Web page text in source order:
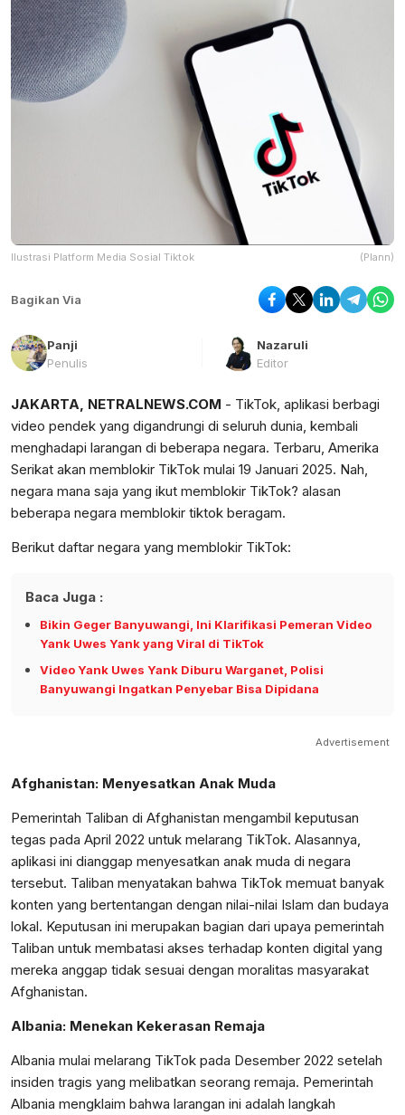
Ilustrasi Platform Media Sosial Tiktok (Plann)
Bagikan Via
Panji
Penulis
Nazaruli
Editor
JAKARTA, NETRALNEWS.COM - TikTok, aplikasi berbagi
video pendek yang digandrungi di seluruh dunia, kembali
menghadapi larangan di beberapa negara. Terbaru, Amerika
Serikat akan memblokir TikTok mulai 19 Januari 2025. Nah,
negara mana saja yang ikut memblokir TikTok? alasan
beberapa negara memblokir tiktok beragam.
Berikut daftar negara yang memblokir TikTok:
Baca Juga :
Bikin Geger Banyuwangi, Ini Klarifikasi Pemeran Video
Yank Uwes Yank yang Viral di TikTok
Video Yank Uwes Yank Diburu Warganet, Polisi
Banyuwangi Ingatkan Penyebar Bisa Dipidana
Advertisement
Afghanistan: Menyesatkan Anak Muda
Pemerintah Taliban di Afghanistan mengambil keputusan
tegas pada April 2022 untuk melarang TikTok. Alasannya,
aplikasi ini dianggap menyesatkan anak muda di negara
tersebut. Taliban menyatakan bahwa TikTok memuat banyak
konten yang bertentangan dengan nilai-nilai Islam dan budaya
lokal. Keputusan ini merupakan bagian dari upaya pemerintah
Taliban untuk membatasi akses terhadap konten digital yang
mereka anggap tidak sesuai dengan moralitas masyarakat
Afghanistan.
Albania: Menekan Kekerasan Remaja
Albania mulai melarang TikTok pada Desember 2022 setelah
insiden tragis yang melibatkan seorang remaja. Pemerintah
Albania mengklaim bahwa larangan ini adalah langkah